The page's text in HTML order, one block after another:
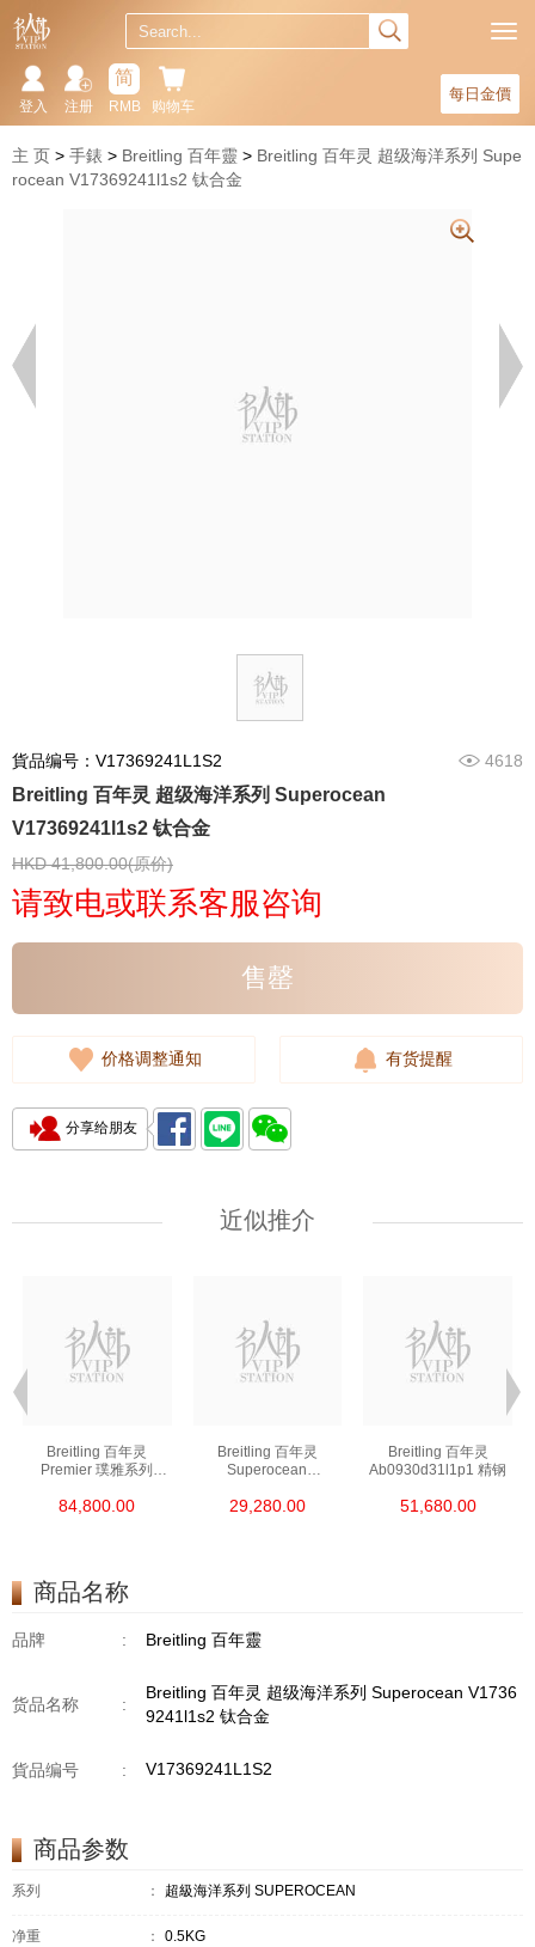
每日金價
购物车
简
RMB
注册
登入
主 页 手錶 Breitling 百年靈
Breitling 百年灵 超级海洋系列 Supe
rocean V17369241l1s2 钛合金
貨品编号：V17369241L1S2 4618
Breitling 百年灵 超级海洋系列 Superocean
V17369241l1s2 钛合金
HKD 41,800.00(原价)
请致电或联系客服咨询
售罄
价格调整通知 有货提醒
分享给朋友
近似推介
Breitling 百年灵
Premier 璞雅系列
84,800.00
Breitling 百年灵
Superocean
A17376a31l1s1 精钢
29,280.00
Breitling 百年灵
Ab0930d31l1p1 精钢
51,680.00
商品名称
品牌 : Breitling 百年靈
货品名称 :
Breitling 百年灵 超级海洋系列 Superocean V1736
9241l1s2 钛合金
貨品编号 : V17369241L1S2
商品参数
系列 ： 超級海洋系列 SUPEROCEAN
净重 ： 0.5KG